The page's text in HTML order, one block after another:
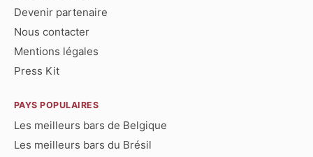
Devenir partenaire
Nous contacter
Mentions légales
Press Kit
PAYS POPULAIRES
Les meilleurs bars de Belgique
Les meilleurs bars du Brésil